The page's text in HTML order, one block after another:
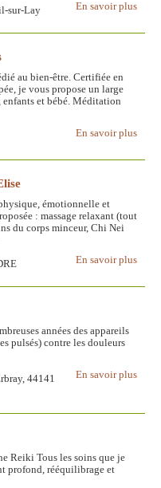
En savoir plus
sur-Lay
au bien-être. Certifiée en
je vous propose un large
enfants et bébé. Méditation
En savoir plus
émotionnelle et
: massage relaxant (tout
du corps minceur, Chi Nei
En savoir plus
années des appareils
pulsés) contre les douleurs
En savoir plus
44141
Reiki Tous les soins que je
profond, rééquilibrage et